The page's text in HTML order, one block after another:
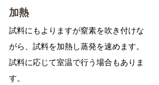
加熱
試料にもよりますが窒素を吹き付けな
がら、試料を加熱し蒸発を速めます。
試料に応じて室温で行う場合もありま
す。